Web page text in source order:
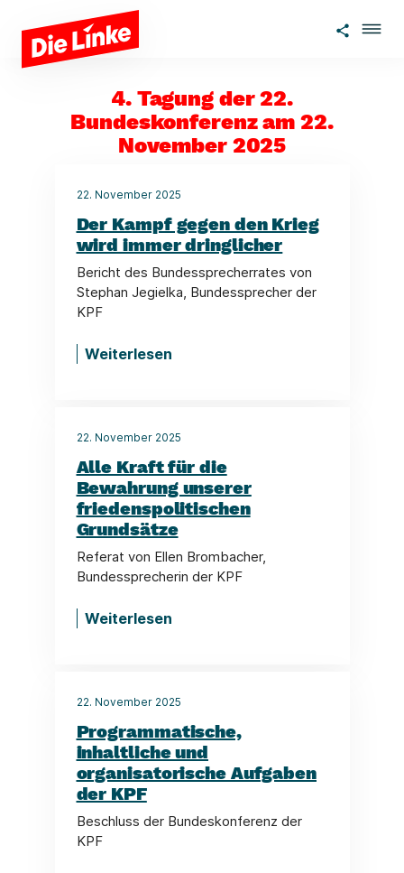
Zum Hauptinhalt springen
4. Tagung der 22.
Bundeskonferenz am 22.
November 2025
22. November 2025
Der Kampf gegen den Krieg
wird immer dringlicher
Bericht des Bundessprecherrates von
Stephan Jegielka, Bundessprecher der
KPF
Weiterlesen
22. November 2025
Alle Kraft für die
Bewahrung unserer
friedenspolitischen
Grundsätze
Referat von Ellen Brombacher,
Bundessprecherin der KPF
Weiterlesen
22. November 2025
Programmatische,
inhaltliche und
organisatorische Aufgaben
der KPF
Beschluss der Bundeskonferenz der
KPF